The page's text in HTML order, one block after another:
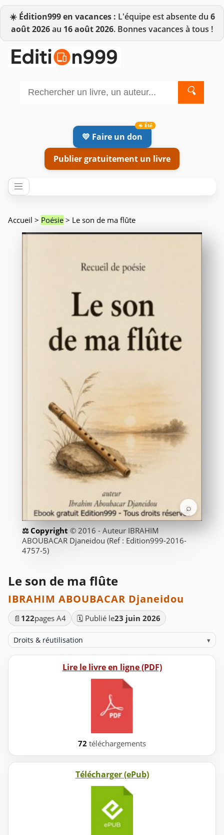
☀️ Édition999 en vacances : L'équipe est absente du 6
août 2026au 16 août 2026. Bonnes vacances à tous !
🔍
💛 Faire un don
Publier gratuitement un livre
Accueil > Poésie > Le son de ma flûte
⌕
© 2016 - Auteur IBRAHIM
ABOUBACAR Djaneidou (Ref : Edition999-2016-
4757-5)
Le son de ma flûte
IBRAHIM ABOUBACAR Djaneidou
📄 122pages A4 🗓️ Publié le23 juin 2026
Droits & réutilisation ▾
Lire le livre en ligne (PDF)
72 téléchargements
Télécharger (ePub)